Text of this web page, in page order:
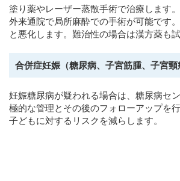
塗り薬やレーザー蒸散手術で治療します
外来通院で局所麻酔での手術が可能です
と悪化します。難治性の場合は漢方薬も試
合併症妊娠（糖尿病、子宮筋腫、子宮頸
妊娠糖尿病が疑われる場合は、糖尿病セ
極的な管理とその後のフォローアップを
子どもに対するリスクを減らします。